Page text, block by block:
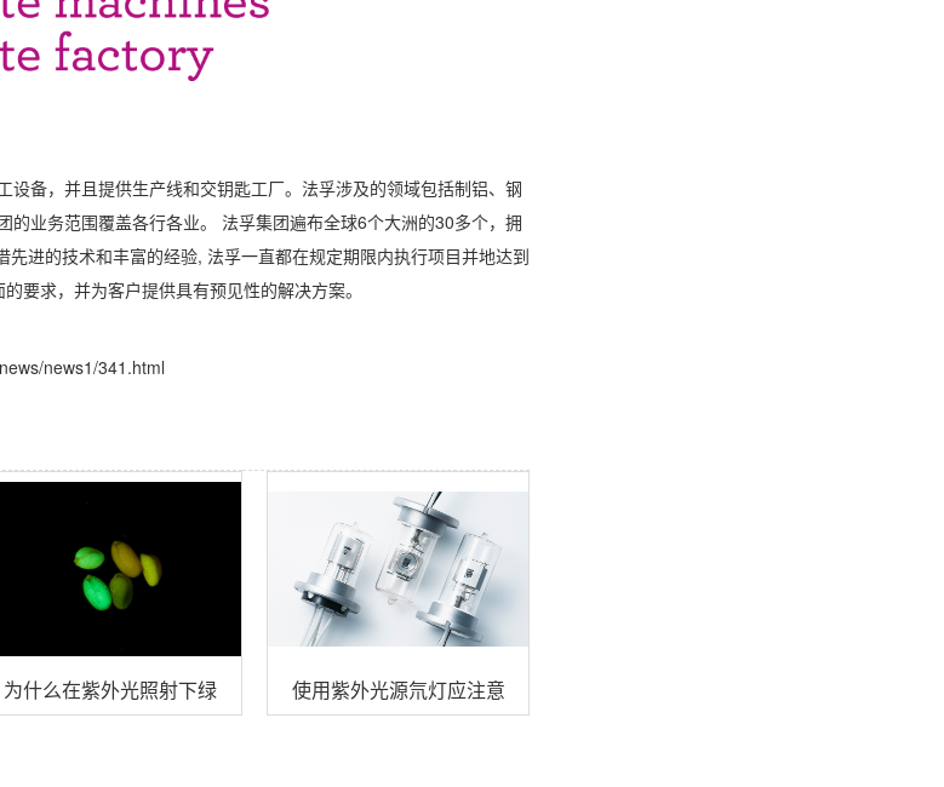
备，并且提供生产线和交钥匙工厂。法孚涉及的领域包括制铝、钢
业务范围覆盖各行各业。 法孚集团遍布全球6个大洲的30多个，拥
进的技术和丰富的经验, 法孚一直都在规定期限内执行项目并地达到
要求，并为客户提供具有预见性的解决方案。
news1/341.html
测
为什么在紫外光照射下绿色荧光蛋白能发光？使用紫外光源氘灯应注意什么